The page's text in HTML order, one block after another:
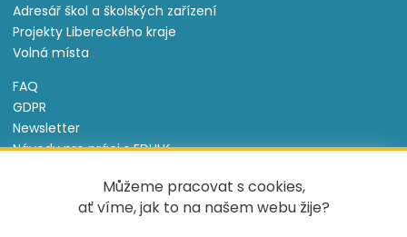
Můžeme pracovat s cookies,
ať víme, jak to na našem webu žije?
Adresář škol a školských zařízení
Projekty Libereckého kraje
Volná místa
FAQ
GDPR
Newsletter
Návody pro práci s EDULK
Nastavení cookies
Informace o souborech cookie